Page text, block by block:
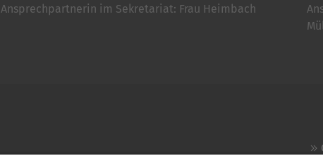
Ansprechpartnerin im Sekretariat: Frau Heimbach